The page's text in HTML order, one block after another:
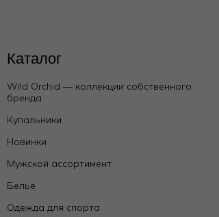
Каталог
Wild Orchid — коллекции собственного
бренда
Купальники
Новинки
Мужской ассортимент
Белье
Одежда для спорта